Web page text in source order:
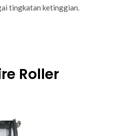
tingkatan ketinggian.
Roller